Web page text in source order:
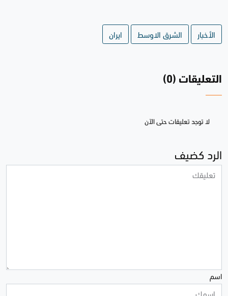
الأخبار الشرق الاوسط ايران
التعليقات (0)
لا توجد تعليقات حتى الآن
الرد كضيف
اسم